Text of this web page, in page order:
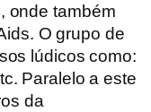
onde também
O grupo de
lúdicos como:
Paralelo a este
da